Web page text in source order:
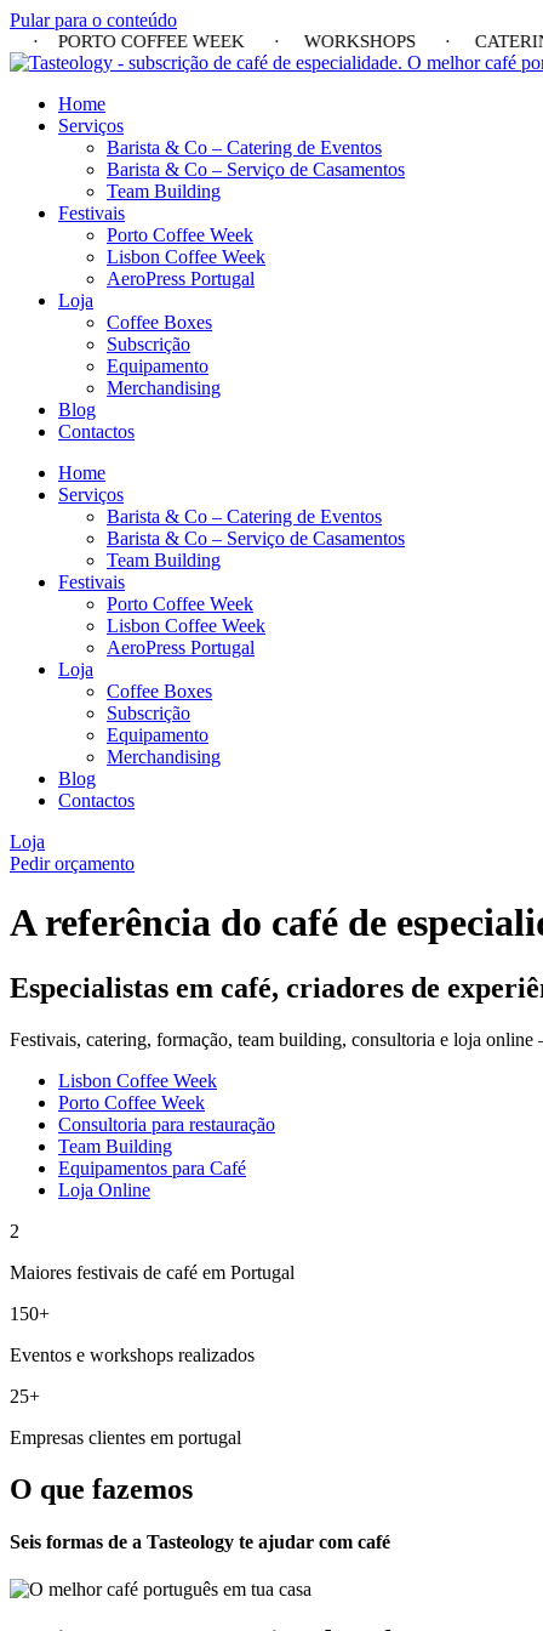
Pular para o conteúdo
· PORTO COFFEE WEEK · WORKSHOPS ·
Home
Serviços
Barista & Co – Catering de Eventos
Barista & Co – Serviço de Casamentos
Team Building
Festivais
Porto Coffee Week
Lisbon Coffee Week
AeroPress Portugal
Loja
Coffee Boxes
Subscrição
Equipamento
Merchandising
Blog
Contactos
Home
Serviços
Barista & Co – Catering de Eventos
Barista & Co – Serviço de Casamentos
Team Building
Festivais
Porto Coffee Week
Lisbon Coffee Week
AeroPress Portugal
Loja
Coffee Boxes
Subscrição
Equipamento
Merchandising
Blog
Contactos
Loja
Pedir orçamento
A referência do café de
Especialistas em café, criadores de
Festivais, catering, formação, team building, consultoria e loja
Lisbon Coffee Week
Porto Coffee Week
Consultoria para restauração
Team Building
Equipamentos para Café
Loja Online
2
Maiores festivais de café em Portugal
150+
Eventos e workshops realizados
25+
Empresas clientes em portugal
O que fazemos
Seis formas de a Tasteology te ajudar com café